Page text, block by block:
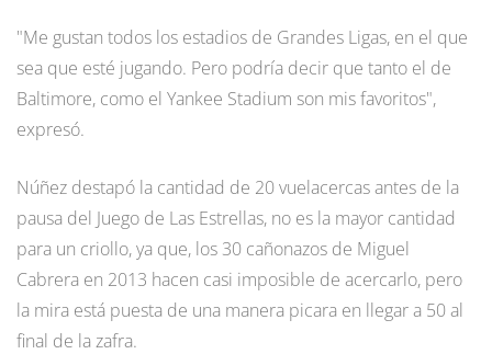
"Me gustan todos los estadios de Grandes Ligas, en el que
sea que esté jugando. Pero podría decir que tanto el de
Baltimore, como el Yankee Stadium son mis favoritos",
expresó.
Núñez destapó la cantidad de 20 vuelacercas antes de la
pausa del Juego de Las Estrellas, no es la mayor cantidad
para un criollo, ya que, los 30 cañonazos de Miguel
Cabrera en 2013 hacen casi imposible de acercarlo, pero
la mira está puesta de una manera picara en llegar a 50 al
final de la zafra.